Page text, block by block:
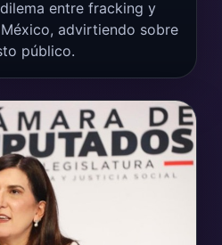
entre fracking y
advirtiendo sobre
público.